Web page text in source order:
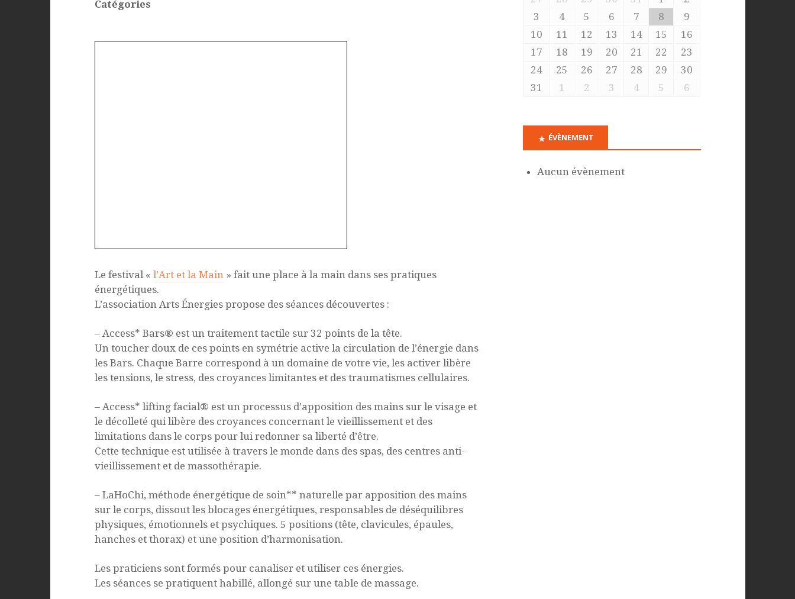
Catégories
Le festival « l’Art et la Main» fait une place à la main dans ses pratiques
énergétiques.
L’association Arts Énergies propose des séances découvertes :
– Access* Bars® est un traitement tactile sur 32 points de la tête.
Un toucher doux de ces points en symétrie active la circulation de l’énergie dans
les Bars. Chaque Barre correspond à un domaine de votre vie, les activer libère
les tensions, le stress, des croyances limitantes et des traumatismes cellulaires.
– Access* lifting facial® est un processus d’apposition des mains sur le visage et
le décolleté qui libère des croyances concernant le vieillissement et des
limitations dans le corps pour lui redonner sa liberté d’être.
Cette technique est utilisée à travers le monde dans des spas, des centres anti-
vieillissement et de massothérapie.
– LaHoChi, méthode énergétique de soin** naturelle par apposition des mains
sur le corps, dissout les blocages énergétiques, responsables de déséquilibres
physiques, émotionnels et psychiques. 5 positions (tête, clavicules, épaules,
hanches et thorax) et une position d’harmonisation.
Les praticiens sont formés pour canaliser et utiliser ces énergies.
Les séances se pratiquent habillé, allongé sur une table de massage.
3
4 5 6 7 8
9
10
11 12 13 14 15
16
17
18 19 20 21 22
23
24
25 26 27 28 29
30
31
1 2 3 4 5 6
ÉVÈNEMENT
Aucun évènement